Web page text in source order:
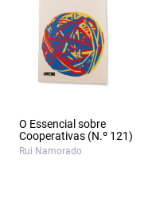
O Essencial sobre
Cooperativas (N.º 121)
Rui Namorado